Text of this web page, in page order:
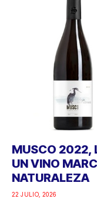
MUSCO 2022,
UN VINO
NATURALEZA
22 JULIO, 2026